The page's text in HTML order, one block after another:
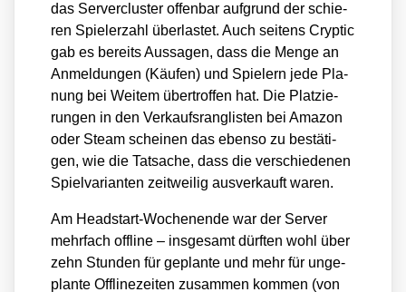
das Ser­ver­clus­ter offen­bar auf­grund der schie­
ren Spie­ler­zahl über­las­tet. Auch sei­tens Cryp­tic
gab es bereits Aus­sa­gen, dass die Men­ge an
Anmel­dun­gen (Käu­fen) und Spie­lern jede Pla­
nung bei Wei­tem über­trof­fen hat. Die Plat­zie­
run­gen in den Ver­kaufs­rang­lis­ten bei Ama­zon
oder Steam schei­nen das eben­so zu bestä­ti­
gen, wie die Tat­sa­che, dass die ver­schie­de­nen
Spiel­va­ri­an­ten zeit­wei­lig aus­ver­kauft waren.
Am Head­start-Wochen­en­de war der Ser­ver
mehr­fach off­line – ins­ge­samt dürf­ten wohl über
zehn Stun­den für geplan­te und mehr für unge­
plan­te Off­line­zei­ten zusam­men kom­men (von